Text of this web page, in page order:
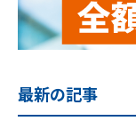
最新の記事